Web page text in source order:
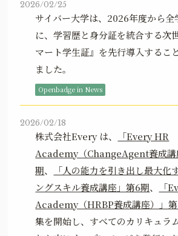
2026/02/25
サイバー大学は、2026年度から全
に、学習歴と身分証を統合する次
マート学生証』を先行導入するこ
ました。
Openbadge in News
2026/02/18
株式会社Every は、
「Every HR
Academy（ChangeAgent養成講
期、
「人の能力を引き出し最大化
ングスキル養成講座」第6期、
「
Academy（HRBP養成講座）」
集を開始し、すべてのカリキュラ